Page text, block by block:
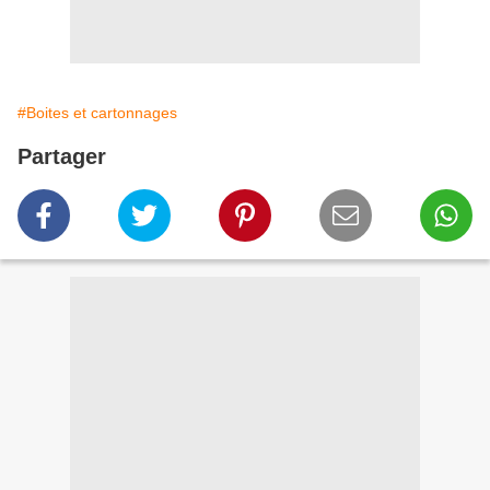
#Boites et cartonnages
Partager